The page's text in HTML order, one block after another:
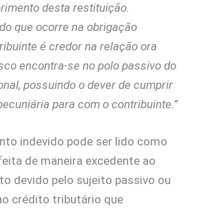
desta restituição.
que ocorre na obrigação
é credor na relação ora
encontra-se no polo passivo do
possuindo o dever de cumprir
para com o contribuinte.”
indevido pode ser lido como
de maneira excedente ao
devido pelo sujeito passivo ou
crédito tributário que